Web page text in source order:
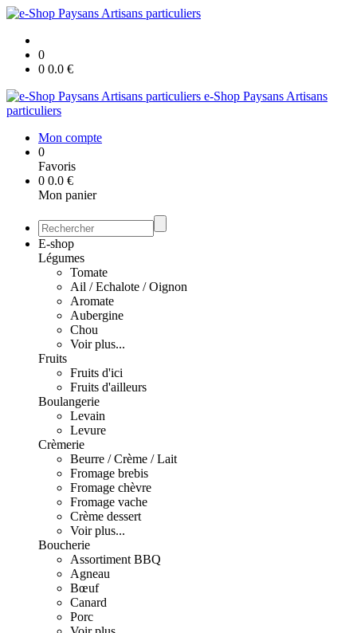
0
0 0.0 €
e-Shop Paysans Artisans
particuliers
Mon compte
0
Favoris
0 0.0 €
Mon panier
E-shop
Légumes
Tomate
Ail / Echalote / Oignon
Aromate
Aubergine
Chou
Voir plus...
Fruits
Fruits d'ici
Fruits d'ailleurs
Boulangerie
Levain
Levure
Crèmerie
Beurre / Crème / Lait
Fromage brebis
Fromage chèvre
Fromage vache
Crème dessert
Voir plus...
Boucherie
Assortiment BBQ
Agneau
Bœuf
Canard
Porc